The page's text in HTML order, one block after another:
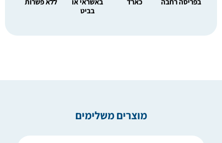
בביט
מוצרים משלימים